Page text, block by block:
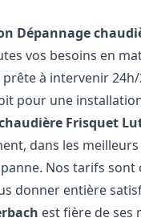
Dépannage
vos besoins en
à intervenir
pour une
Frisquet
dans les
Nos tarifs
donner entière
est fière de ses